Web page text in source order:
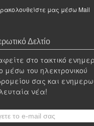
μας μέσω Mail
Δελτίο
στο τακτικό
μέσω του ηλεκτρονικού
σας και
νέα!